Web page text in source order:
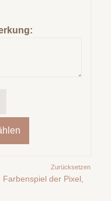
Zurücksetzen
Farbenspiel der Pixel,